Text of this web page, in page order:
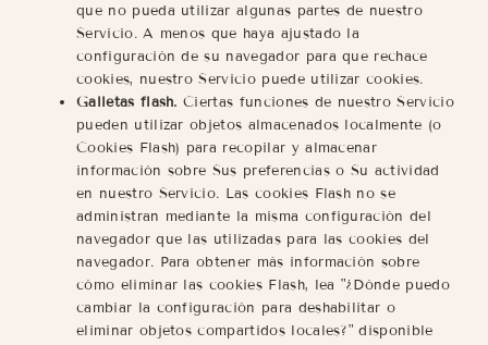
que no pueda utilizar algunas partes de nuestro
Servicio. A menos que haya ajustado la
configuración de su navegador para que rechace
cookies, nuestro Servicio puede utilizar cookies.
Galletas flash. Ciertas funciones de nuestro Servicio
pueden utilizar objetos almacenados localmente (o
Cookies Flash) para recopilar y almacenar
información sobre Sus preferencias o Su actividad
en nuestro Servicio. Las cookies Flash no se
administran mediante la misma configuración del
navegador que las utilizadas para las cookies del
navegador. Para obtener más información sobre
cómo eliminar las cookies Flash, lea "¿Dónde puedo
cambiar la configuración para deshabilitar o
eliminar objetos compartidos locales?" disponible